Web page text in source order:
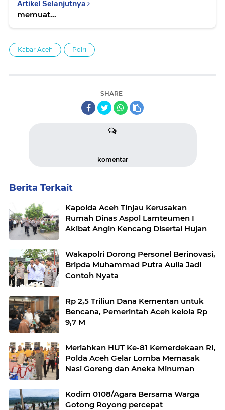
Artikel Selanjutnya
memuat...
Kabar Aceh Polri
SHARE
komentar
Berita Terkait
Kapolda Aceh Tinjau Kerusakan
Rumah Dinas Aspol Lamteumen I
Akibat Angin Kencang Disertai Hujan
Wakapolri Dorong Personel Berinovasi,
Bripda Muhammad Putra Aulia Jadi
Contoh Nyata
Rp 2,5 Triliun Dana Kementan untuk
Bencana, Pemerintah Aceh kelola Rp
9,7 M
Meriahkan HUT Ke-81 Kemerdekaan RI,
Polda Aceh Gelar Lomba Memasak
Nasi Goreng dan Aneka Minuman
Kodim 0108/Agara Bersama Warga
Gotong Royong percepat